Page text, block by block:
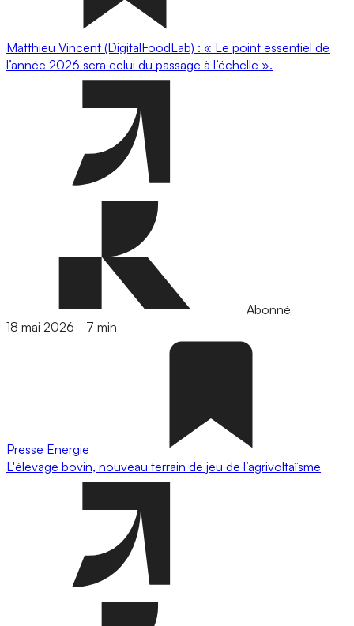
Matthieu Vincent (DigitalFoodLab) : « Le point essentiel de
l’année 2026 sera celui du passage à l’échelle ».
Abonné
18 mai 2026 - 7 min
Presse Energie
L'élevage bovin, nouveau terrain de jeu de l’agrivoltaïsme